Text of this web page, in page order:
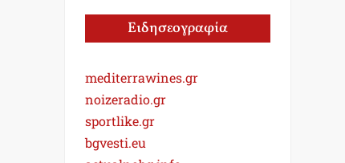
Ειδησεογραφία
mediterrawines.gr
noizeradio.gr
sportlike.gr
bgvesti.eu